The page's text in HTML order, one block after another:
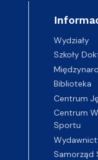
Wydziały
Szkoły
Biblioteka
Centrum
Centrum
Sportu
Samorząd